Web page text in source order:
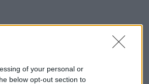
of your personal or
below opt-out section to